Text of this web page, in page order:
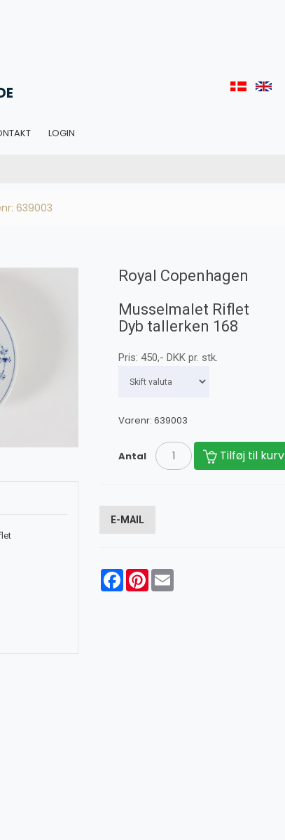
LOGIN
639003
Royal Copenhagen
Musselmalet Riflet
Dyb tallerken 168
Pris: 450,- DKKpr. stk.
Varenr: 639003
Antal Tilføj til kurv
E-MAIL
FacebookPinterestEmail